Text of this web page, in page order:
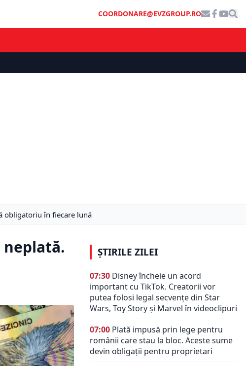
COORDONARE@EVZGROUP.RO
obligatoriu în fiecare lună
neplată.
ȘTIRILE ZILEI
07:30 Disney încheie un acord
important cu TikTok. Creatorii vor
putea folosi legal secvențe din Star
Wars, Toy Story și Marvel în videoclipuri
07:00 Plată impusă prin lege pentru
românii care stau la bloc. Aceste sume
devin obligații pentru proprietari